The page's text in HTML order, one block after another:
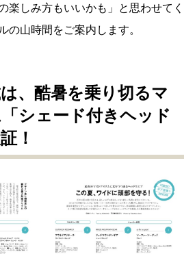
楽しみ方もいいかも」と思わせてく
の山時間をご案内します。
、酷暑を乗り切るマ
シェード付きヘッド
！